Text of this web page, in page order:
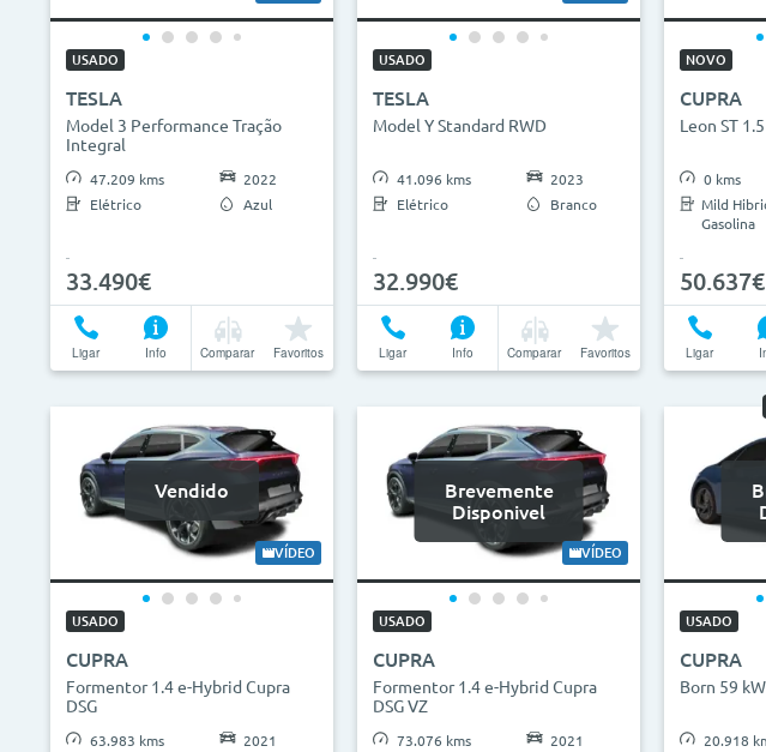
ID do veículo
USADO
TESLA
Model 3 Performance Tração
Integral
47.209 kms
Elétrico
2022
Azul
33.490€
Ligar Info Comparar Favoritos
USADO
TESLA
Model Y Standard RWD
41.096 kms
Elétrico
2023
Branco
32.990€
Ligar Info Comparar Favoritos
NOVO
CUPRA
Leon ST
0 kms
Mild
Gasolina
50.637€
Ligar
Vendido
VÍDEO
USADO
CUPRA
Formentor 1.4 e-Hybrid Cupra
DSG
63.983 kms
2021
Brevemente
Disponivel
VÍDEO
USADO
CUPRA
Formentor 1.4 e-Hybrid Cupra
DSG VZ
73.076 kms
2021
USADO
CUPRA
Born 59
20.918